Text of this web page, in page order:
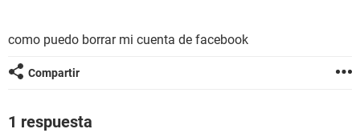
como puedo borrar mi cuenta de facebook
Compartir
1 respuesta